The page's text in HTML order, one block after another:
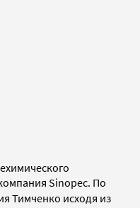
Sinopec. По
Тимченко исходя из